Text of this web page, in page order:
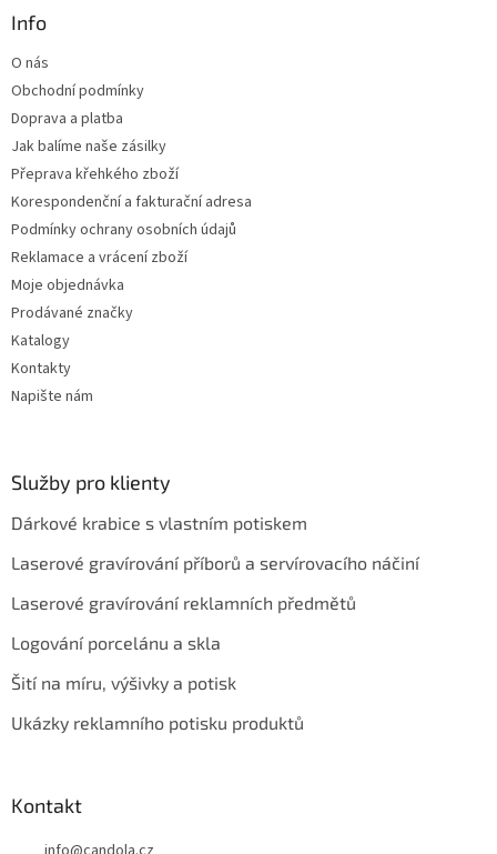
Info
O nás
Obchodní podmínky
Doprava a platba
Jak balíme naše zásilky
Přeprava křehkého zboží
Korespondenční a fakturační adresa
Podmínky ochrany osobních údajů
Reklamace a vrácení zboží
Moje objednávka
Prodávané značky
Katalogy
Kontakty
Napište nám
Služby pro klienty
Dárkové krabice s vlastním potiskem
Laserové gravírování příborů a servírovacího náčiní
Laserové gravírování reklamních předmětů
Logování porcelánu a skla
Šití na míru, výšivky a potisk
Ukázky reklamního potisku produktů
Kontakt